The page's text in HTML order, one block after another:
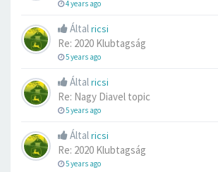
4 years ago
Által ricsi
Re: 2020 Klubtagság
5 years ago
Által ricsi
Re: Nagy Diavel topic
5 years ago
Által ricsi
Re: 2020 Klubtagság
5 years ago